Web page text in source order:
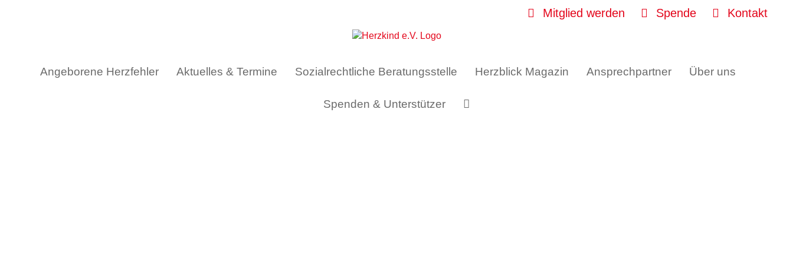
Mitglied werden Spende Kontakt
Angeborene Herzfehler Aktuelles & Termine Sozialrechtliche Beratungsstelle Herzblick Magazin Ansprechpartner Über uns
Spenden & Unterstützer